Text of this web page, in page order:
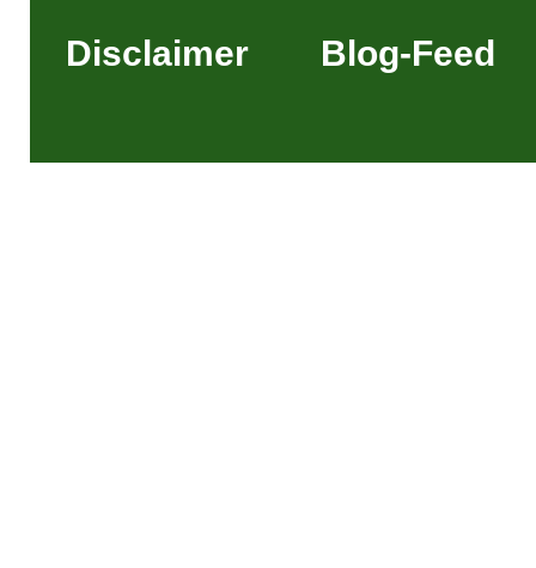
Disclaimer Blog-Feed